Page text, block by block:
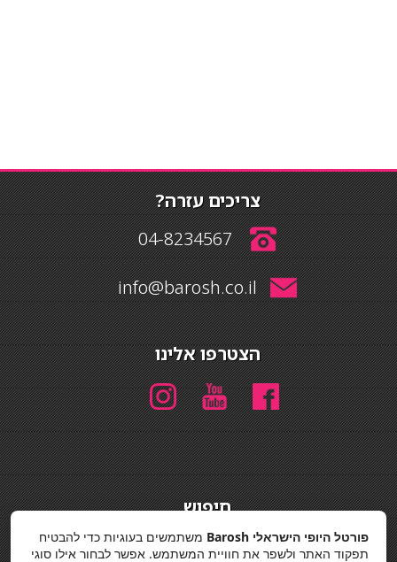
צריכים עזרה?
04-8234567
info@barosh.co.il
הצטרפו אלינו
חיפוש
מדיניות פרטיות
פורטל היופי הישראלי Barosh
משתמשים בעוגיות כדי להבטיח
תפקוד האתר ולשפר את חוויית המשתמש. אפשר לבחור אילו סוגי